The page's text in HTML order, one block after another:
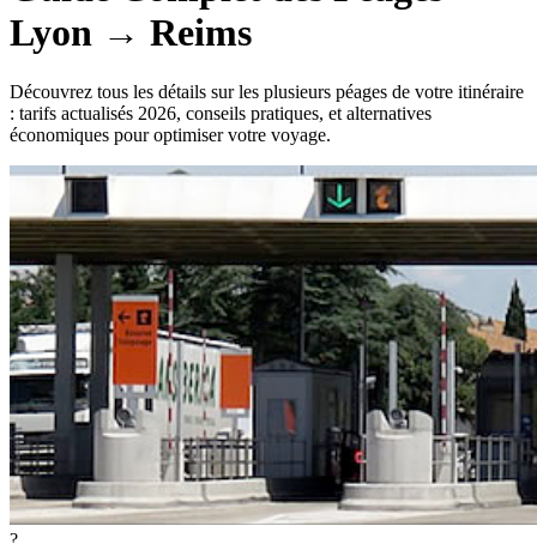
Lyon → Reims
Découvrez tous les détails sur les plusieurs péages de votre itinéraire
: tarifs actualisés 2026, conseils pratiques, et alternatives
économiques pour optimiser votre voyage.
?